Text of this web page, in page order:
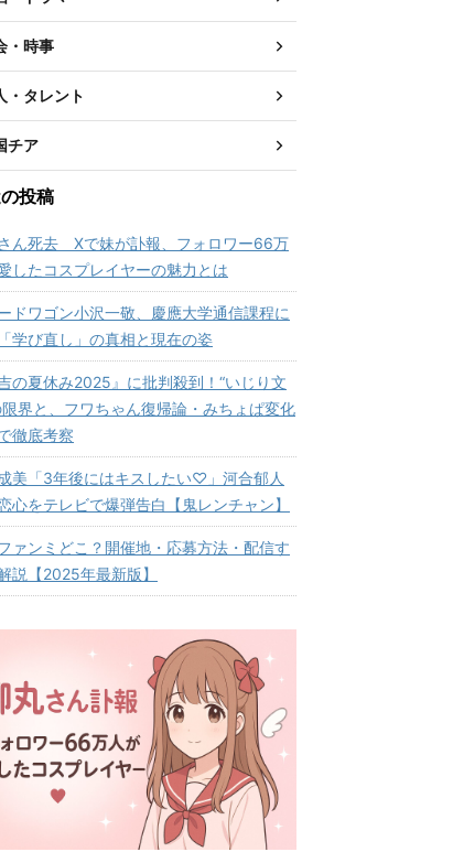
・時事
・タレント
チア
投稿
ん死去 Xで妹が訃報、フォロワー66万
したコスプレイヤーの魅力とは
ドワゴン小沢一敬、慶應大学通信課程に
学び直し」の真相と現在の姿
吉の夏休み2025』に批判殺到！“いじり文
限界と、フワちゃん復帰論・みちょぱ変化
徹底考察
美「3年後にはキスしたい♡」河合郁人
心をテレビで爆弾告白【鬼レンチャン】
ァンミどこ？開催地・応募方法・配信す
説【2025年最新版】